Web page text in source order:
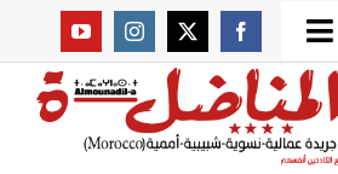
Toggle
Navigation
من نحن؟